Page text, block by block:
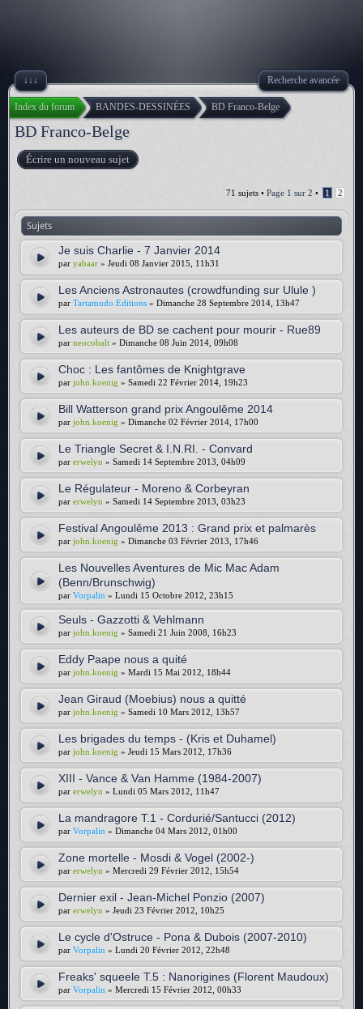
↓↓↓ Recherche avancée
Index du forum BANDES-DESSINÉES BD Franco-Belge
BD Franco-Belge
Écrire un nouveau sujet
71 sujets • Page 1 sur 2 • 1 2
Sujets
Je suis Charlie - 7 Janvier 2014
par yabaar » Jeudi 08 Janvier 2015, 11h31
Les Anciens Astronautes (crowdfunding sur Ulule )
par Tartamudo Editions » Dimanche 28 Septembre 2014, 13h47
Les auteurs de BD se cachent pour mourir - Rue89
par neocobalt » Dimanche 08 Juin 2014, 09h08
Choc : Les fantômes de Knightgrave
par john.koenig » Samedi 22 Février 2014, 19h23
Bill Watterson grand prix Angoulême 2014
par john.koenig » Dimanche 02 Février 2014, 17h00
Le Triangle Secret & I.N.RI. - Convard
par erwelyn » Samedi 14 Septembre 2013, 04h09
Le Régulateur - Moreno & Corbeyran
par erwelyn » Samedi 14 Septembre 2013, 03h23
Festival Angoulême 2013 : Grand prix et palmarès
par john.koenig » Dimanche 03 Février 2013, 17h46
Les Nouvelles Aventures de Mic Mac Adam
(Benn/Brunschwig)
par Vorpalin » Lundi 15 Octobre 2012, 23h15
Seuls - Gazzotti & Vehlmann
par john.koenig » Samedi 21 Juin 2008, 16h23
Eddy Paape nous a quité
par john.koenig » Mardi 15 Mai 2012, 18h44
Jean Giraud (Moebius) nous a quitté
par john.koenig » Samedi 10 Mars 2012, 13h57
Les brigades du temps - (Kris et Duhamel)
par john.koenig » Jeudi 15 Mars 2012, 17h36
XIII - Vance & Van Hamme (1984-2007)
par erwelyn » Lundi 05 Mars 2012, 11h47
La mandragore T.1 - Cordurié/Santucci (2012)
par Vorpalin » Dimanche 04 Mars 2012, 01h00
Zone mortelle - Mosdi & Vogel (2002-)
par erwelyn » Mercredi 29 Février 2012, 15h54
Dernier exil - Jean-Michel Ponzio (2007)
par erwelyn » Jeudi 23 Février 2012, 10h25
Le cycle d'Ostruce - Pona & Dubois (2007-2010)
par Vorpalin » Lundi 20 Février 2012, 22h48
Freaks' squeele T.5 : Nanorigines (Florent Maudoux)
par Vorpalin » Mercredi 15 Février 2012, 00h33